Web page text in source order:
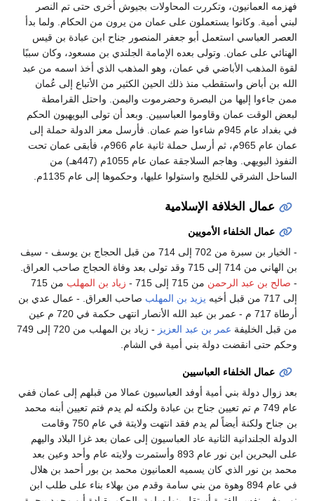
فهزمه العمانيون، وتكررت المحاولات بجيوش أخرى حتى تم النصر
لبني أمية. وكانوا يستعملون على عمان من يرون من الحكام. ولما بدأ
العصر العباسي استعمل أبو جعفر المنصور جناح ابن عبادة بن قيس
الهنائي على عمان. وتولى بعده الإمامة الجلندي بن مسعود، وكان سببًا
لقوة المذهب الأباضي في عمان، وهو المذهب الذي أخذ اسمه من عبد
الله بن أباض واستقطب منذ ذلك الحين الكثير من الأتباع إلى عُمان
ممن جاءوا إليها من البصرة وحضرموت واليمن. واحتل القرامطة
لبعض الوقت عمان وقاوموا العباسيين. وبعد أن تولى البويهيون الحكم
في بغداد عام 945م شاءوا ضم عمان. فأرسل معز الدولة حملة إلى
عمان عام 965م، ثم أرسل حملة ثانية عام 966م، فأبقى عمان تحت
النفوذ البويهي. وهاجم السلاجقة عمان عام 1055م (447هـ) من
الساحل الشرقي للخليج واستولوا عليها، وحكموها إلى عام 1135م.
عمال الخلافة الإسلامية
عمال الخلفاء الأمويين
- الخيار بن سبرة من 702 إلى 714 من قبل الحجاج بن يوسف - سيف
بن الهاني من 714 إلى 715 وقد تولى بعد وفاة الحجاج صاحب العراق.
- صالح بن عبد الرحمن من 715 إلى 715 - زياد بن المهلب
من 715
إلى 717 من قبل أخيه
يزيد بن المهلب صاحب العراق. - عمال عدي بن
أرطاة 717 م - عمر بن عبد الله الأنصار انتهى حكمة في 720 م عين
من قبل الخليفة عمر بن عبد العزيز
- زياد بن المهلب من 720 إلى 749
وحكم حتى انقضت دولة بني أمية في الشام.
عمال الخلفاء العباسيين
بعد زوال دولة بني أمية أوفد العباسيون عمالا من قبلهم إلى عمان ففي
عام 749 م تم تعيين جناح بن عبادة ولكنه لم يدم فتم تعيين أبنه محمد
بن جناح ولكنة أيضاً لم يدم فقد انتهت ولايتة في عام 750 وقامت
الدولة الجلندانية الثانية عاد العباسيون إلى عمان بعد غزا البلاد واليهم
على البحرين ابن نور عام 893 وأستمرت ولايته عام وأحد وعين بعد
محمد بن نور الذي كان يسميه العمانيون محمد بن بور أحمد بن هلال
في عام 894 وهوة من بني سامة وقدم من بهلاء بناء على طلب ابن